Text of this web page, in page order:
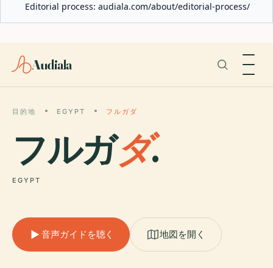
Editorial process: audiala.com/about/editorial-process/
Audiala
目的地 EGYPT フルガダ
フルガダ.
EGYPT
音声ガイドを聴く 地図を開く